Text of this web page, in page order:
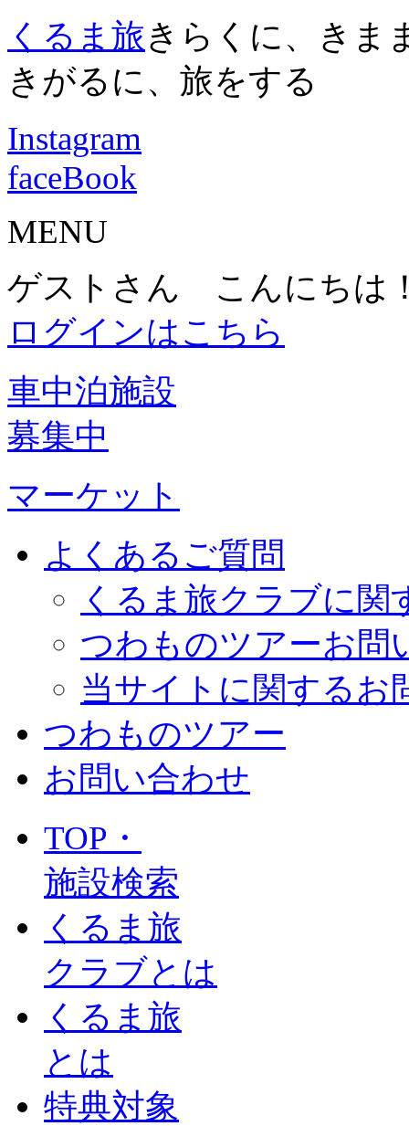
くるま旅きらくに、きま
きがるに、旅をする
Instagram
faceBook
MENU
ゲストさん こんにちは
ログインはこちら
車中泊施設
募集中
マーケット
よくあるご質問
くるま旅クラブに関
つわものツアーお問
当サイトに関するお
つわものツアー
お問い合わせ
TOP・
施設検索
くるま旅
クラブとは
くるま旅
とは
特典対象